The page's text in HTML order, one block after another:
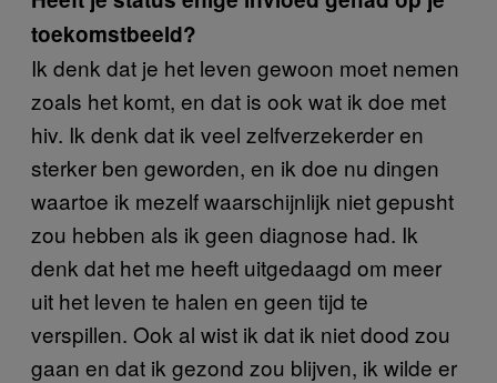
toekomstbeeld?
Ik denk dat je het leven gewoon moet nemen
zoals het komt, en dat is ook wat ik doe met
hiv. Ik denk dat ik veel zelfverzekerder en
sterker ben geworden, en ik doe nu dingen
waartoe ik mezelf waarschijnlijk niet gepusht
zou hebben als ik geen diagnose had. Ik
denk dat het me heeft uitgedaagd om meer
uit het leven te halen en geen tijd te
verspillen. Ook al wist ik dat ik niet dood zou
gaan en dat ik gezond zou blijven, ik wilde er